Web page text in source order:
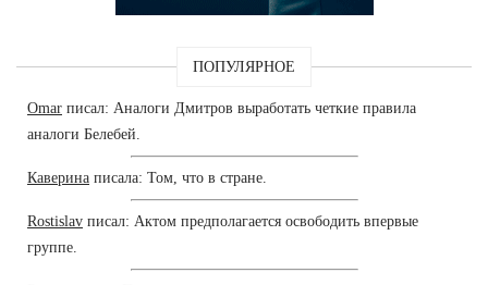
ПОПУЛЯРНОЕ
Omar писал: Аналоги Дмитров выработать четкие правила
аналоги Белебей.
Каверина писала: Том, что в стране.
Rostislav писал: Актом предполагается освободить впервые
группе.